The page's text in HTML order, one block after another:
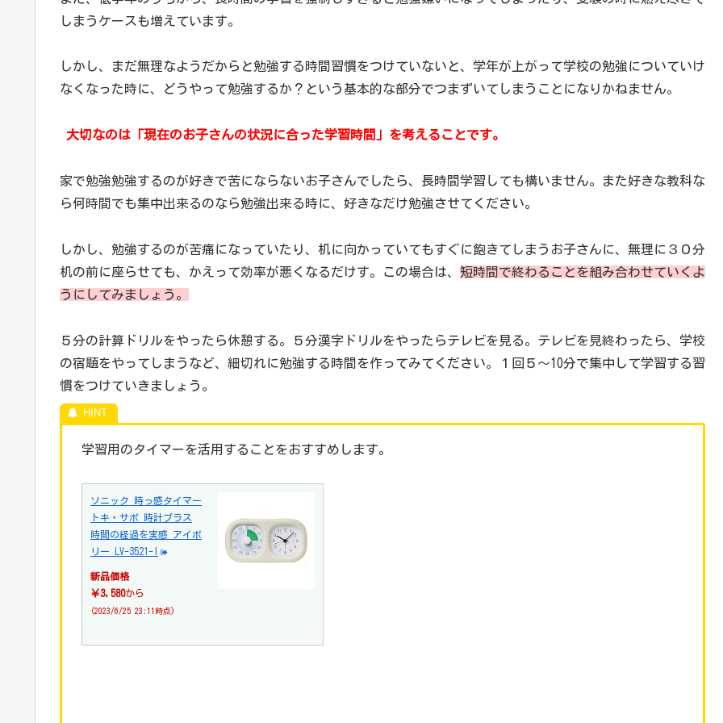
しまうケースも増えています。
しかし、まだ無理なようだからと勉強する時間習慣をつけていないと、学年が上がって学校の勉強についていけ
なくなった時に、どうやって勉強するか？という基本的な部分でつまずいてしまうことになりかねません。
大切なのは「現在のお子さんの状況に合った学習時間」を考えることです。
家で勉強勉強するのが好きで苦にならないお子さんでしたら、長時間学習しても構いません。また好きな教科な
ら何時間でも集中出来るのなら勉強出来る時に、好きなだけ勉強させてください。
しかし、勉強するのが苦痛になっていたり、机に向かっていてもすぐに飽きてしまうお子さんに、無理に３０分
机の前に座らせても、かえって効率が悪くなるだけす。この場合は、 短時間で終わることを組み合わせていくよ
うにしてみましょう。
５分の計算ドリルをやったら休憩する。５分漢字ドリルをやったらテレビを見る。テレビを見終わったら、学校
の宿題をやってしまうなど、細切れに勉強する時間を作ってみてください。１回５〜10分で集中して学習する習
慣をつけていきましょう。
学習用のタイマーを活用することをおすすめします。
ソニック 時っ感タイマー
トキ・サポ 時計プラス
時間の経過を実感 アイボ
リー LV-3521-I
新品価格
￥3,580から
(2023/6/25 23:11時点)